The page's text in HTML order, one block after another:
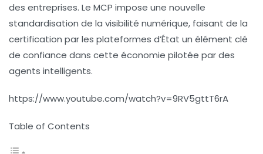
des entreprises. Le MCP impose une nouvelle
standardisation de la visibilité numérique, faisant de la
certification par les plateformes d’État un élément clé
de confiance dans cette économie pilotée par des
agents intelligents.
https://www.youtube.com/watch?v=9RV5gttT6rA
Table of Contents